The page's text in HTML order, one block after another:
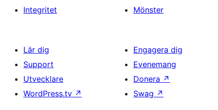
Integritet
Mönster
Lär dig
Support
Utvecklare
WordPress.tv ↗
Engagera dig
Evenemang
Donera ↗
Swag ↗